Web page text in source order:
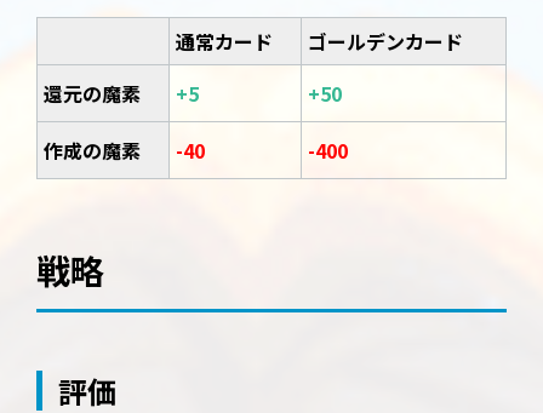
通常カード
ゴールデンカード
還元の魔素
+5
+50
作成の魔素
-40 -400
戦略
評価